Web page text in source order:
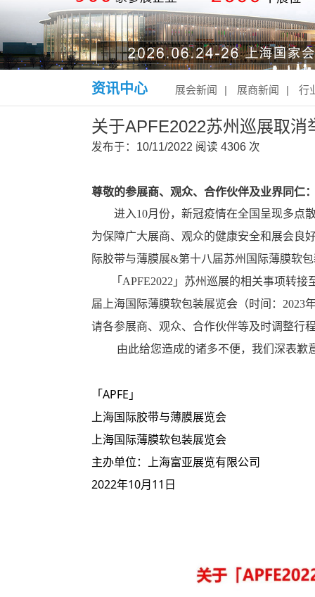
资讯中心 展会新闻 | 展商新闻 | 行
关于APFE2022苏州巡展取消
发布于：10/11/2022 阅读 4306 次
尊敬的参展商、观众、 合作伙伴及业界同仁
进入10月份，新冠疫情在全国呈现多点散
为保障广大展商、观众的健康安全和展会良
际胶带与薄膜展&第十八届苏州国际薄膜软
「 APFE2022」 苏州巡展的相关事项转接
届上海国际薄膜软包装展览会（时间：2023
请各参展商、观众、合作伙伴等及时调整行
由此给您造成的诸多不便，我们深表歉
「APFE」
上海国际胶带与薄膜展览会
上海国际薄膜软包装展览会
主办单位：上海富亚展览有限公司
2022年10月11日